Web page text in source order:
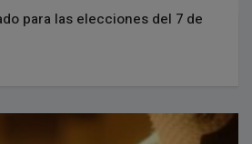
para las elecciones del 7 de